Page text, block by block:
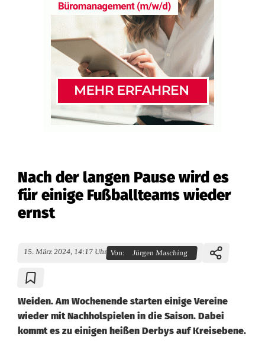
Nach der langen Pause wird es
für einige Fußballteams wieder
ernst
15. März 2024, 14:17 Uhr Von: Jürgen Masching
Weiden. Am Wochenende starten einige Vereine
wieder mit Nachholspielen in die Saison. Dabei
kommt es zu einigen heißen Derbys auf Kreisebene.